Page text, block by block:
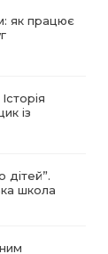
як працює
із
дітей”.
школа